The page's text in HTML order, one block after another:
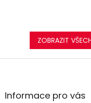
ZOBRAZIT
Z
aInformace pro vás